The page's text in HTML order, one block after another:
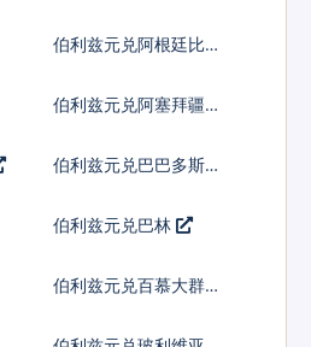
伯利兹元兑阿根廷比索
伯利兹元兑阿塞拜疆马
伯利兹元兑巴巴多斯元
伯利兹元兑巴林
伯利兹元兑百慕大群岛